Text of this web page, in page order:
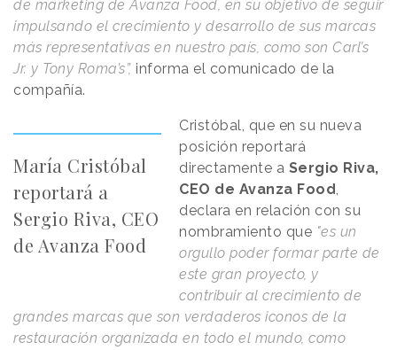
de marketing de Avanza Food, en su objetivo de seguir
impulsando el crecimiento y desarrollo de sus marcas
más representativas en nuestro país, como son Carl’s
Jr. y Tony Roma’s”, informa el comunicado de la
compañía.
María Cristóbal
reportará a
Sergio Riva, CEO
de Avanza Food
Cristóbal, que en su nueva
posición reportará
directamente a Sergio Riva,
CEO de Avanza Food,
declara en relación con su
nombramiento que "es un
orgullo poder formar parte de
este gran proyecto, y
contribuir al crecimiento de
grandes marcas que son verdaderos iconos de la
restauración organizada en todo el mundo, como